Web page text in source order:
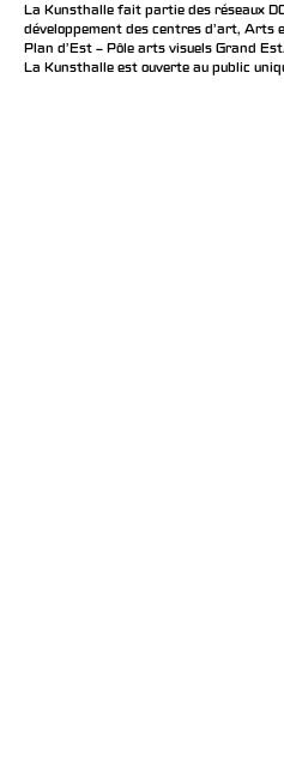
La Kunsthalle fait partie des réseaux
développement des centres d'art, Arts
Plan d’Est – Pôle arts visuels Grand Est.
La Kunsthalle est ouverte au public